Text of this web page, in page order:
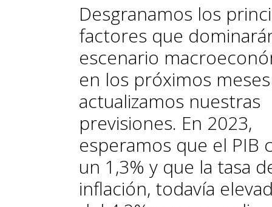
Desgranamos los
factores que
escenario
en los próximos
actualizamos nuestras
previsiones. En 2023,
esperamos que el PIB
un 1,3% y que la tasa
inflación, todavía